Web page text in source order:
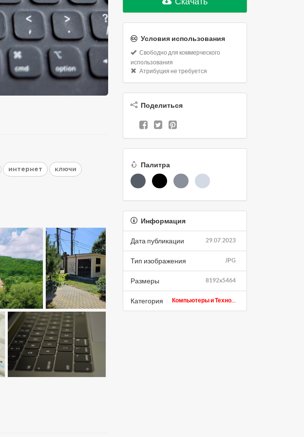
интернет ключи
Условия использования
Свободно для коммерческого
использования
Атрибуция не требуется
Поделиться
Палитра
Информация
29.07.2023
Дата публикации
JPG
Тип изображения
8192x5464
Размеры
Компьютеры и Техно...
Категория